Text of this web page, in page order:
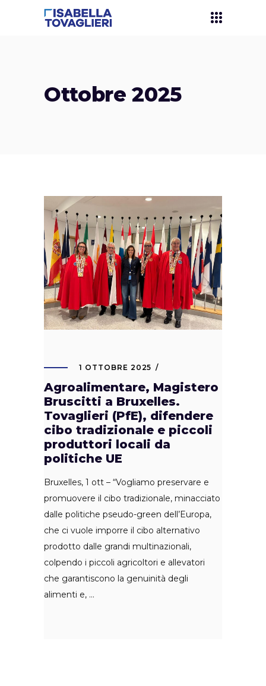
Ottobre 2025
1 OTTOBRE 2025
Agroalimentare, Magistero
Bruscitti a Bruxelles.
Tovaglieri (PfE), difendere
cibo tradizionale e piccoli
produttori locali da
politiche UE
Bruxelles, 1 ott – “Vogliamo preservare e
promuovere il cibo tradizionale, minacciato
dalle politiche pseudo-green dell’Europa,
che ci vuole imporre il cibo alternativo
prodotto dalle grandi multinazionali,
colpendo i piccoli agricoltori e allevatori
che garantiscono la genuinità degli
alimenti e,